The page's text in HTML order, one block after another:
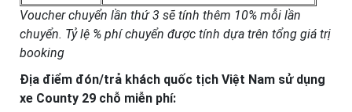
Voucher chuyển lần thứ 3 sẽ tính thêm 10% mỗi lần
chuyển. Tỷ lệ % phí chuyển được tính dựa trên tổng giá trị
booking
Địa điểm đón/trả khách quốc tịch Việt Nam sử dụng
xe County 29 chỗ miễn phí: